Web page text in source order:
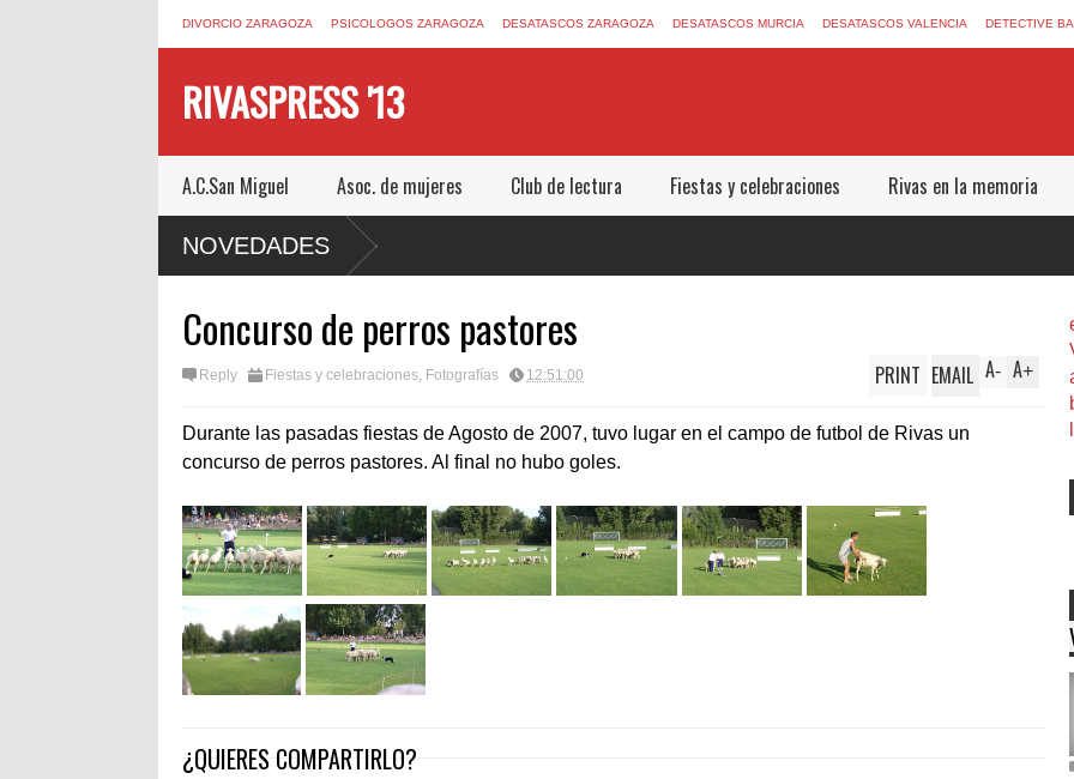
DIVORCIO ZARAGOZA PSICOLOGOS ZARAGOZA DESATASCOS ZARAGOZA DESATASCOS MURCIA DESATASCOS VALENCIA DETECTIVE
RIVASPRESS '13
A.C.San Miguel Asoc. de mujeres Club de lectura Fiestas y celebraciones Rivas en la memoria
NOVEDADES
ESCAPE ROOM DE MUCHO MIEDO EN
Concurso de perros pastores
Reply Fiestas y celebraciones, Fotografías 12:51:00 A+
A-
PRINT EMAIL
Durante las pasadas fiestas de Agosto de 2007, tuvo lugar en el campo de futbol de Rivas un
concurso de perros pastores. Al final no hubo goles.
¿QUIERES COMPARTIRLO?